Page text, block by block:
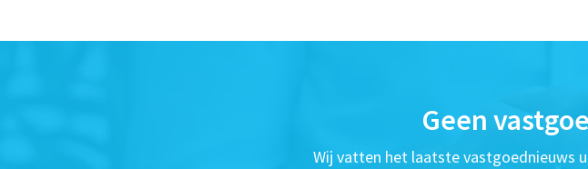
Geen
Wij vatten het laatste vastgoednieuws